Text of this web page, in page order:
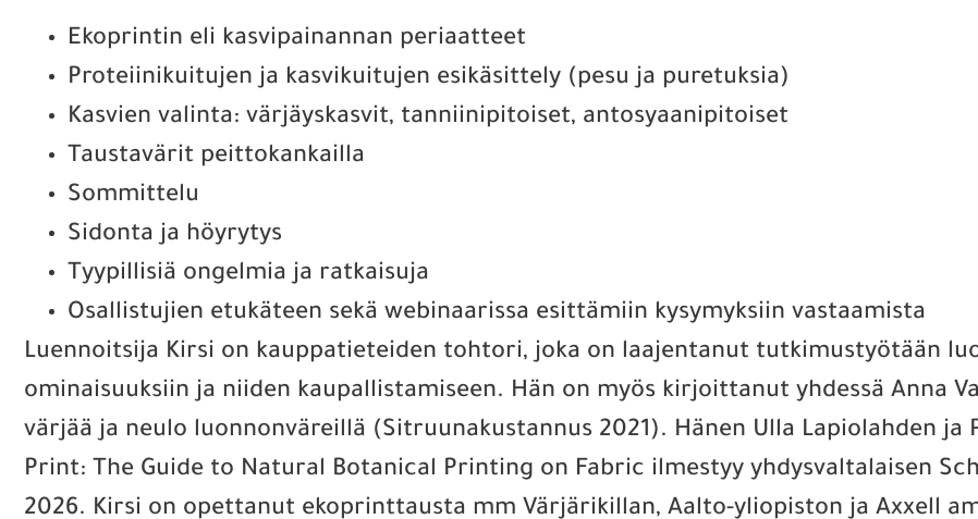
Ekoprintin eli kasvipainannan periaatteet
Proteiinikuitujen ja kasvikuitujen esikäsittely (pesu ja puretuksia)
Kasvien valinta: värjäyskasvit, tanniinipitoiset, antosyaanipitoiset
Taustavärit peittokankailla
Sommittelu
Sidonta ja höyrytys
Tyypillisiä ongelmia ja ratkaisuja
Osallistujien etukäteen sekä webinaarissa esittämiin kysymyksiin vastaamista
Luennoitsija Kirsi on kauppatieteiden tohtori, joka on laajentanut tutkimustyötään
ominaisuuksiin ja niiden kaupallistamiseen. Hän on myös kirjoittanut yhdessä Anna
värjää ja neulo luonnonväreillä (Sitruunakustannus 2021). Hänen Ulla Lapiolahden ja
Print: The Guide to Natural Botanical Printing on Fabric ilmestyy yhdysvaltalaisen
2026. Kirsi on opettanut ekoprinttausta mm Värjärikillan, Aalto-yliopiston ja Axxell